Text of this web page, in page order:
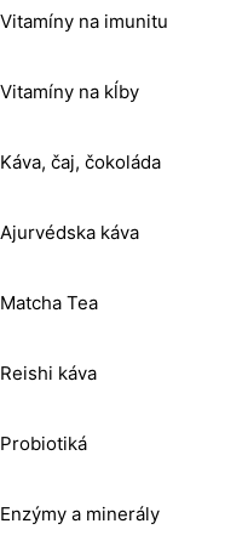
Vitamíny na imunitu
Vitamíny na kĺby
Káva, čaj, čokoláda
Ajurvédska káva
Matcha Tea
Reishi káva
Probiotiká
Enzýmy a minerály